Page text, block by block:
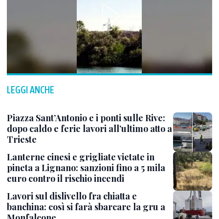
LEGGI ANCHE
Piazza Sant’Antonio e i ponti sulle Rive:
dopo caldo e ferie lavori all’ultimo atto a
Trieste
Lanterne cinesi e grigliate vietate in
pineta a Lignano: sanzioni fino a 5 mila
euro contro il rischio incendi
Lavori sul dislivello fra chiatta e
banchina: così si farà sbarcare la gru a